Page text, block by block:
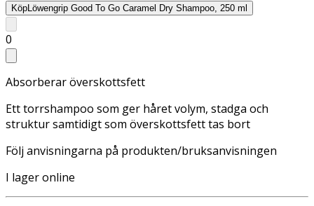
KöpLöwengrip Good To Go Caramel Dry Shampoo, 250 ml
0
Absorberar överskottsfett
Ett torrshampoo som ger håret volym, stadga och
struktur samtidigt som överskottsfett tas bort
Följ anvisningarna på produkten/bruksanvisningen
I lager online